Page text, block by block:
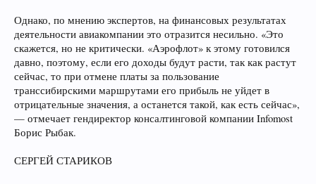
Однако, по мнению экспертов, на финансовых результатах
деятельности авиакомпании это отразится несильно. «Это
скажется, но не критически. «Аэрофлот» к этому готовился
давно, поэтому, если его доходы будут расти, так как растут
сейчас, то при отмене платы за пользование
транссибирскими маршрутами его прибыль не уйдет в
отрицательные значения, а останется такой, как есть сейчас»,
— отмечает гендиректор консалтинговой компании Infomost
Борис Рыбак.
СЕРГЕЙ СТАРИКОВ